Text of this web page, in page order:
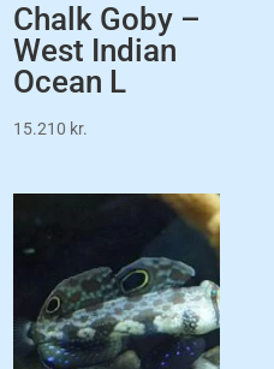
Chalk Goby –
West Indian
Ocean L
15.210 kr.